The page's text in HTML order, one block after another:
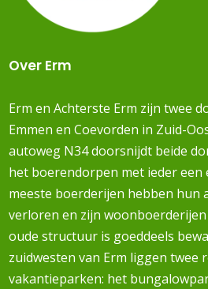
Over Erm
Erm en Achterste Erm zijn twee
Emmen en Coevorden in Zuid-
autoweg N34 doorsnijdt beide
het boerendorpen met ieder een
meeste boerderijen hebben hun
verloren en zijn
oude structuur is goeddeels
zuidwesten van Erm liggen twee
vakantieparken: het